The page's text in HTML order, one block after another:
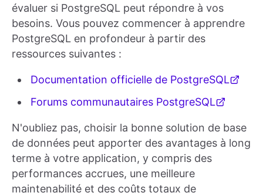
évaluer si PostgreSQL peut répondre à vos
besoins. Vous pouvez commencer à apprendre
PostgreSQL en profondeur à partir des
ressources suivantes :
Documentation officielle de PostgreSQL
Forums communautaires PostgreSQL
N'oubliez pas, choisir la bonne solution de base
de données peut apporter des avantages à long
terme à votre application, y compris des
performances accrues, une meilleure
maintenabilité et des coûts totaux de